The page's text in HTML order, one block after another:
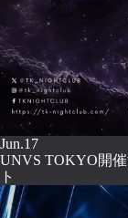
Jun.17
UNVS TOKYO開
ト